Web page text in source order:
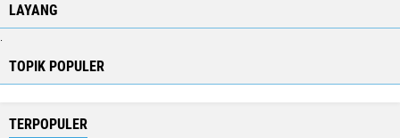
LAYANG
TOPIK POPULER
TERPOPULER